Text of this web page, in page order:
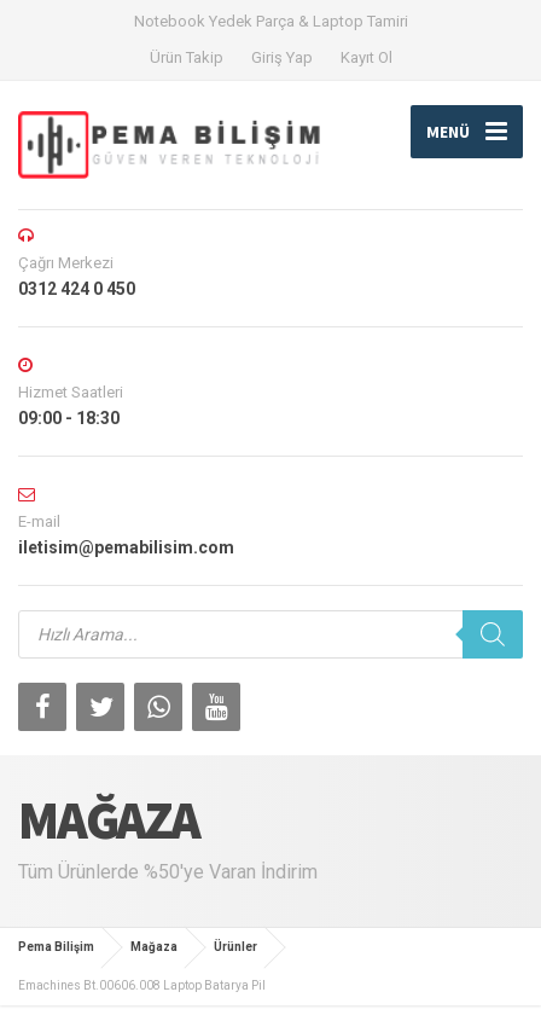
Notebook Yedek Parça & Laptop Tamiri
Ürün Takip
Giriş Yap Kayıt Ol
MENÜ
Çağrı Merkezi
0312 424 0 450
Hizmet Saatleri
09:00 - 18:30
E-mail
iletisim@pemabilisim.com
Products
search
MAĞAZA
Tüm Ürünlerde %50'ye Varan İndirim
Pema Bilişim Mağaza Ürünler
Emachines Bt.00606.008 Laptop Batarya Pil